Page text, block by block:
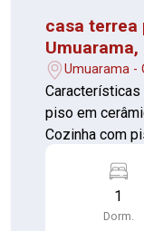
casa terrea
Umuarama,
Umuarama -
Características do
piso em
Cozinha com
Informações adicionais:
com outras 4
elétrica
1
Dorm.